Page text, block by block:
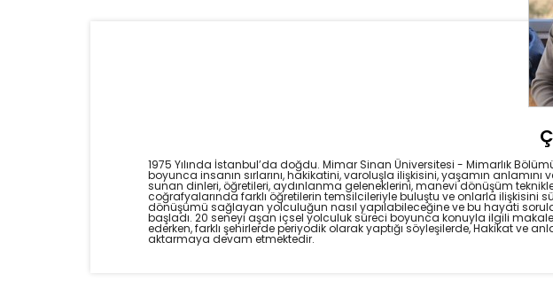
1975 Yılında İstanbul’da doğdu. Mimar Sinan Üniversitesi - Mimarlık
boyunca insanın sırlarını, hakikatini, varoluşla ilişkisini, yaşamın
sunan dinleri, öğretileri, aydınlanma geleneklerini, manevi dönüşüm
coğrafyalarında farklı öğretilerin temsilcileriyle buluştu ve onlarla
dönüşümü sağlayan yolculuğun nasıl yapılabileceğine ve bu hayati
başladı. 20 seneyi aşan içsel yolculuk süreci boyunca konuyla ilgili
ederken, farklı şehirlerde periyodik olarak yaptığı söyleşilerde, Hakikat ve
aktarmaya devam etmektedir.